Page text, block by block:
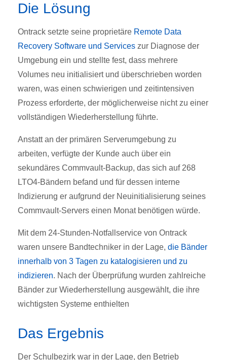
Die Lösung
Ontrack setzte seine proprietäre Remote Data
Recovery Software und Services zur Diagnose der
Umgebung ein und stellte fest, dass mehrere
Volumes neu initialisiert und überschrieben worden
waren, was einen schwierigen und zeitintensiven
Prozess erforderte, der möglicherweise nicht zu einer
vollständigen Wiederherstellung führte.
Anstatt an der primären Serverumgebung zu
arbeiten, verfügte der Kunde auch über ein
sekundäres Commvault-Backup, das sich auf 268
LTO4-Bändern befand und für dessen interne
Indizierung er aufgrund der Neuinitialisierung seines
Commvault-Servers einen Monat benötigen würde.
Mit dem 24-Stunden-Notfallservice von Ontrack
waren unsere Bandtechniker in der Lage, die Bänder
innerhalb von 3 Tagen zu katalogisieren und zu
indizieren. Nach der Überprüfung wurden zahlreiche
Bänder zur Wiederherstellung ausgewählt, die ihre
wichtigsten Systeme enthielten
Das Ergebnis
Der Schulbezirk war in der Lage, den Betrieb